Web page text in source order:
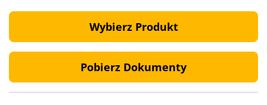
Wybierz Produkt
Pobierz Dokumenty